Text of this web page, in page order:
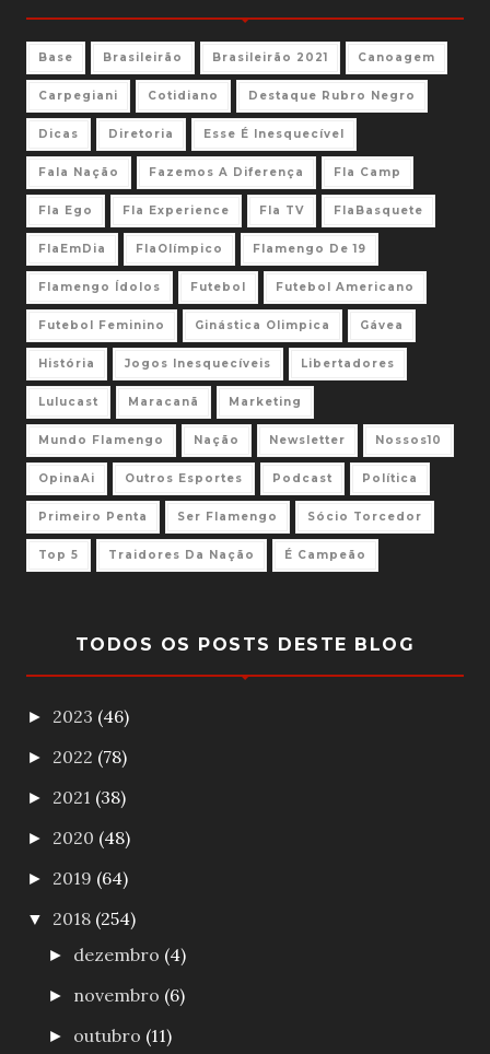
Base Brasileirão Brasileirão 2021 Canoagem
Carpegiani Cotidiano Destaque Rubro Negro
Dicas Diretoria Esse É Inesquecível
Fala Nação Fazemos A Diferença Fla Camp
Fla Ego Fla Experience Fla TV FlaBasquete
FlaEmDia FlaOlímpico Flamengo De 19
Flamengo Ídolos Futebol Futebol Americano
Futebol Feminino Ginástica Olimpica Gávea
História Jogos Inesquecíveis Libertadores
Lulucast Maracanã Marketing
Mundo Flamengo Nação Newsletter Nossos10
OpinaAi Outros Esportes Podcast Política
Primeiro Penta Ser Flamengo Sócio Torcedor
Top 5 Traidores Da Nação É Campeão
TODOS OS POSTS DESTE BLOG
► 2023 (46)
► 2022 (78)
► 2021 (38)
► 2020 (48)
► 2019 (64)
▼ 2018 (254)
► dezembro (4)
► novembro (6)
► outubro (11)